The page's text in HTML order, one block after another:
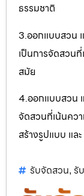
ธรรมชาติ
3.ออกแบบสวน
เป็นการจัดสวน
สมัย
4.ออกแบบสวน
จัดสวนที่เน้นควา
สร้างรูปแบบ แล
รับจัดสวน, รั